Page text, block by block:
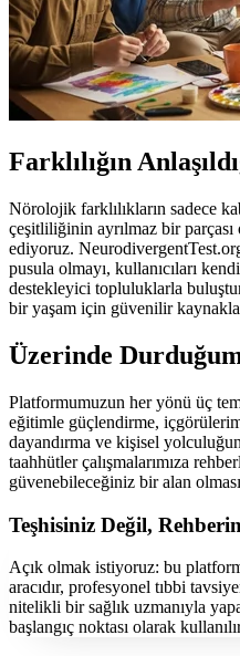
Farklılığın
Nörolojik farklılıkların sadece
çeşitliliğinin ayrılmaz bir
ediyoruz.
pusula olmayı, kullanıcıları
destekleyici topluluklarla
bir yaşam için güvenilir
Üzerinde
Platformumuzun her yönü üç
eğitimle güçlendirme,
dayandırma ve kişisel
taahhütler çalışmalarımıza
güvenebileceğiniz bir alan
Teşhisiniz Değil,
Açık olmak istiyoruz: bu
aracıdır, profesyonel tıbbi
nitelikli bir sağlık uzmanıyla
başlangıç noktası olarak